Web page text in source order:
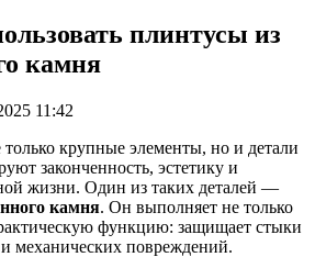
плинтусы из
камня
11:42
крупные элементы, но и детали
законченность, эстетику и
жизни. Один из таких деталей —
камня. Он выполняет не только
функцию: защищает стыки
и механических повреждений.